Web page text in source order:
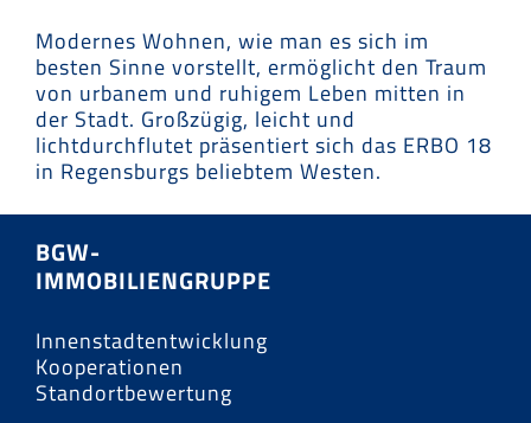
Modernes Wohnen, wie man es sich im
besten Sinne vorstellt, ermöglicht den Traum
von urbanem und ruhigem Leben mitten in
der Stadt. Großzügig, leicht und
lichtdurchflutet präsentiert sich das ERBO 18
in Regensburgs beliebtem Westen.
BGW-
IMMOBILIENGRUPPE
Innenstadtentwicklung
Kooperationen
Standortbewertung